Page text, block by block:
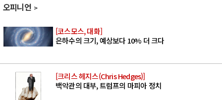
오피니언
[코스모스, 대화]
은하수의 크기, 예상보다 10% 더 크다
[크리스 헤지스(Chris Hedges)]
백악관의 대부, 트럼프의 마피아 정치